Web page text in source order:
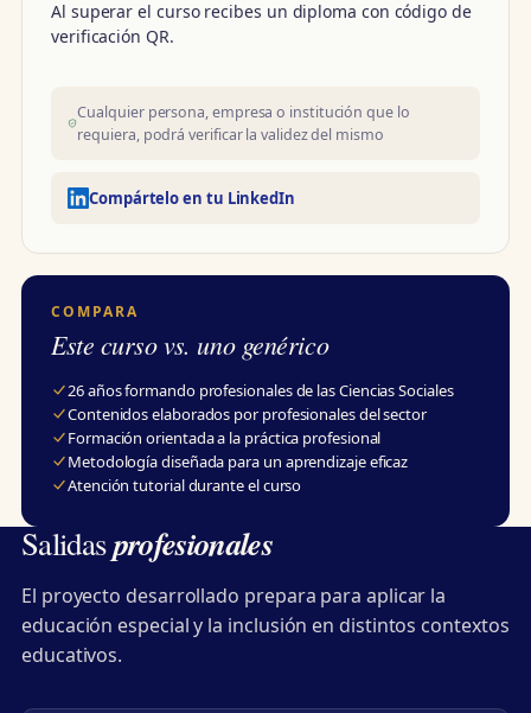
Al superar el curso recibes un diploma con código de
verificación QR.
Cualquier persona, empresa o institución que lo
requiera, podrá verificar la validez del mismo
Compártelo en tu LinkedIn
COMPARA
Este curso vs. uno genérico
26 años formando profesionales de las Ciencias Sociales
Contenidos elaborados por profesionales del sector
Formación orientada a la práctica profesional
Metodología diseñada para un aprendizaje eficaz
Atención tutorial durante el curso
Salidasprofesionales
El proyecto desarrollado prepara para aplicar la
educación especial y la inclusión en distintos contextos
educativos.